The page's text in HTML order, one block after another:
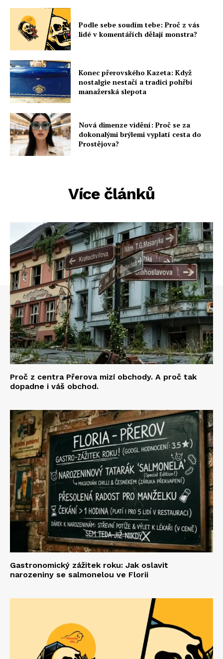
Podle sebe soudím tebe: Proč z vás
lidé v komentářích dělají monstra?
Konec přerovského Kazeta: Když
nostalgie nestačí a tradici pohřbí
manažerská slepota
Nová dimenze vidění: Proč se za
dokonalými brýlemi vyplatí cesta do
Prostějova?
Více článků
Proč z centra Přerova mizí obchody. A proč tak
dopadne i váš obchod.
Gastronomický zážitek roku: Jak oslavit
narozeniny se salmonelou ve Florii